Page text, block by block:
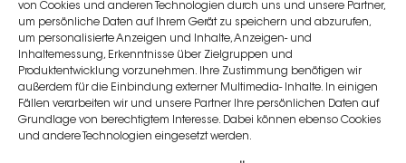
von Cookies und anderen Technologien durch uns und unsere Partner,
um persönliche Daten auf Ihrem Gerät zu speichern und abzurufen,
um personalisierte Anzeigen und Inhalte, Anzeigen- und
Inhaltemessung, Erkenntnisse über Zielgruppen und
Produktentwicklung vorzunehmen. Ihre Zustimmung benötigen wir
außerdem für die Einbindung externer Multimedia- Inhalte. In einigen
Fällen verarbeiten wir und unsere Partner Ihre persönlichen Daten auf
Grundlage von berechtigtem Interesse. Dabei können ebenso Cookies
und andere Technologien eingesetzt werden.
Lucie ANTONIADIS